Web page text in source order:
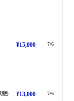
ー ¥15,000 7/6
態)めるぜな
¥13,000 7/6